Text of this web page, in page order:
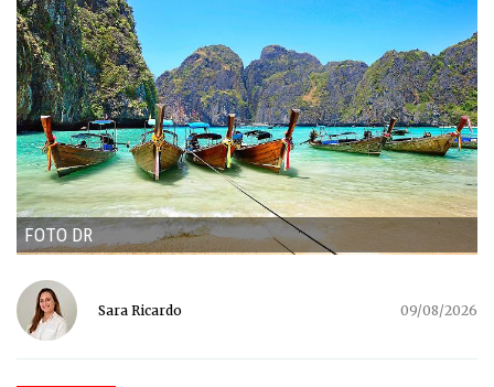
FOTO DR
Sara Ricardo 09/08/2026